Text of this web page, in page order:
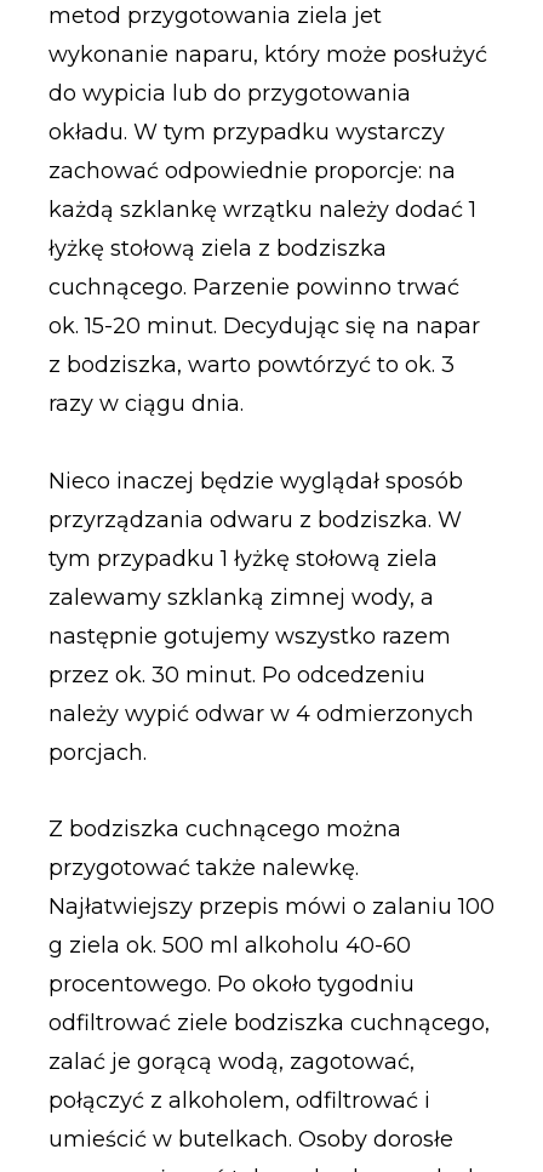
metod przygotowania ziela jet
wykonanie naparu, który może posłużyć
do wypicia lub do przygotowania
okładu. W tym przypadku wystarczy
zachować odpowiednie proporcje: na
każdą szklankę wrzątku należy dodać 1
łyżkę stołową ziela z bodziszka
cuchnącego. Parzenie powinno trwać
ok. 15-20 minut. Decydując się na napar
z bodziszka, warto powtórzyć to ok. 3
razy w ciągu dnia.
Nieco inaczej będzie wyglądał sposób
przyrządzania odwaru z bodziszka. W
tym przypadku 1 łyżkę stołową ziela
zalewamy szklanką zimnej wody, a
następnie gotujemy wszystko razem
przez ok. 30 minut. Po odcedzeniu
należy wypić odwar w 4 odmierzonych
porcjach.
Z bodziszka cuchnącego można
przygotować także nalewkę.
Najłatwiejszy przepis mówi o zalaniu 100
g ziela ok. 500 ml alkoholu 40-60
procentowego. Po około tygodniu
odfiltrować ziele bodziszka cuchnącego,
zalać je gorącą wodą, zagotować,
połączyć z alkoholem, odfiltrować i
umieścić w butelkach. Osoby dorosłe